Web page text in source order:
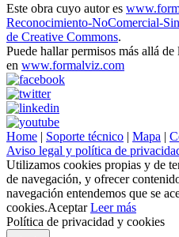
Este obra cuyo autor es
Reconocimiento-NoComercial-
de Creative Commons.
Puede hallar permisos más allá
en www.formalviz.com
Home | Soporte técnico | Mapa |
Aviso legal y política de
Utilizamos cookies propias y de
de navegación, y ofrecer
navegación entendemos que se
cookies.Aceptar Leer más
Política de privacidad y cookies